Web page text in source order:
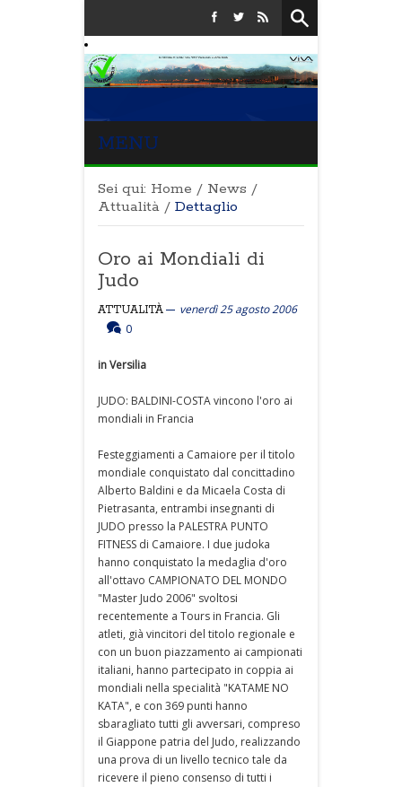
MENU
Sei qui: Home / News /
Attualità / Dettaglio
Oro ai Mondiali di
Judo
ATTUALITÀ
venerdì 25 agosto 2006
0
in Versilia
JUDO: BALDINI-COSTA vincono l'oro ai
mondiali in Francia
Festeggiamenti a Camaiore per il titolo
mondiale conquistato dal concittadino
Alberto Baldini e da Micaela Costa di
Pietrasanta, entrambi insegnanti di
JUDO presso la PALESTRA PUNTO
FITNESS di Camaiore. I due judoka
hanno conquistato la medaglia d'oro
all'ottavo CAMPIONATO DEL MONDO
"Master Judo 2006" svoltosi
recentemente a Tours in Francia. Gli
atleti, già vincitori del titolo regionale e
con un buon piazzamento ai campionati
italiani, hanno partecipato in coppia ai
mondiali nella specialità "KATAME NO
KATA", e con 369 punti hanno
sbaragliato tutti gli avversari, compreso
il Giappone patria del Judo, realizzando
una prova di un livello tecnico tale da
ricevere il pieno consenso di tutti i